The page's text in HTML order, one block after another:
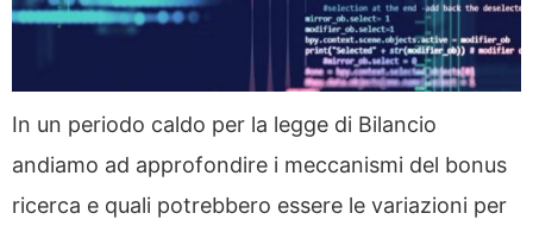
In un periodo caldo per la legge di Bilancio
andiamo ad approfondire i meccanismi del bonus
ricerca e quali potrebbero essere le variazioni per